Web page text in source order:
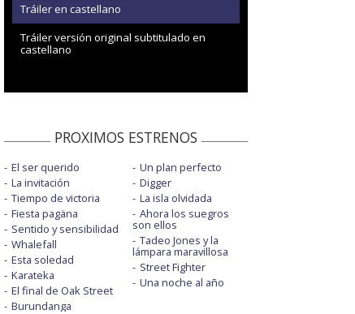
Tráiler en castellano
Tráiler versión original subtitulado en
castellano
PROXIMOS ESTRENOS
El ser querido
La invitación
Tiempo de victoria
Fiesta pagäna
Sentido y sensibilidad
Whalefall
Esta soledad
Karateka
El final de Oak Street
Burundanga
Un plan perfecto
Digger
La isla olvidada
Ahora los suegros
son ellos
Tadeo Jones y la
lámpara maravillosa
Street Fighter
Una noche al año